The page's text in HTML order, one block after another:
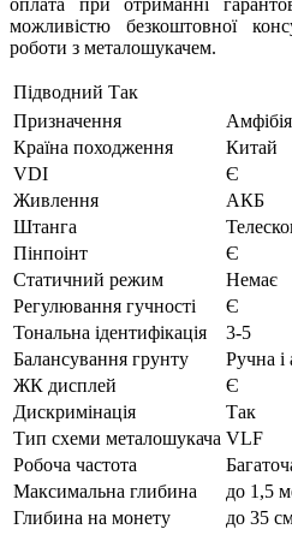
можливістю безкоштовної
роботи з металошукачем.
Підводний Так
Призначення
Амфібія
Країна походження
Китай
VDI
Є
Живлення
АКБ
Штанга
Пінпоінт
Є
Статичний режим
Немає
Регулювання гучності
Є
Тональна ідентифікація
3-5
Балансування грунту
Ручна і
ЖК дисплей
Є
Дискримінація
Так
Тип схеми металошукача VLF
Робоча частота
Максимальна глибина
до 1,5
Глибина на монету
до 35